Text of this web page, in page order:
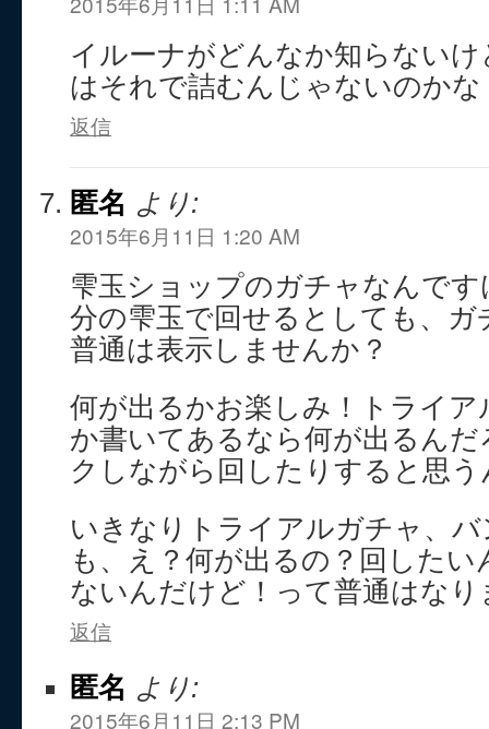
イルーナがどんなか知らない
はそれで詰むんじゃないのかな
返信
匿名 より:
2015年6月11日 1:20 AM
雫玉ショップのガチャなんで
分の雫玉で回せるとしても、
普通は表示しませんか？
何が出るかお楽しみ！トライア
か書いてあるなら何が出るん
クしながら回したりすると思
いきなりトライアルガチャ、
も、え？何が出るの？回した
ないんだけど！って普通はな
返信
匿名 より:
2015年6月11日 2:13 PM